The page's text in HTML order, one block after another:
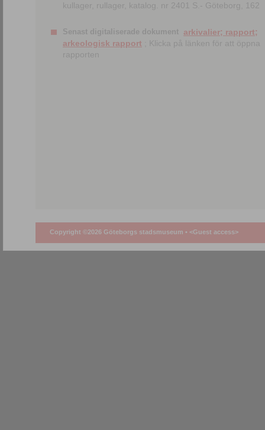
kullager, rullager, katalog. nr 2401 S.- Göteborg, 162
Senast digitaliserade dokument arkivalier; rapport;
arkeologisk rapport ; Klicka på länken för att öppna
rapporten
Copyright ©2026 Göteborgs stadsmuseum • <Guest access>